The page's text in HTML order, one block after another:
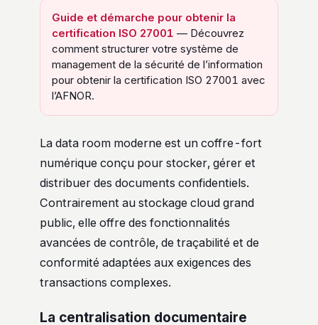
Guide et démarche pour obtenir la
certification ISO 27001 — Découvrez
comment structurer votre système de
management de la sécurité de l’information
pour obtenir la certification ISO 27001 avec
l’AFNOR.
La data room moderne est un coffre-fort
numérique conçu pour stocker, gérer et
distribuer des documents confidentiels.
Contrairement au stockage cloud grand
public, elle offre des fonctionnalités
avancées de contrôle, de traçabilité et de
conformité adaptées aux exigences des
transactions complexes.
La centralisation documentaire